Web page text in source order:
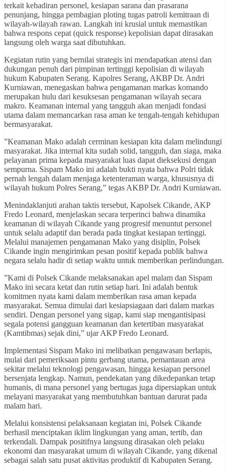
terkait kehadiran personel, kesiapan sarana dan prasarana
penunjang, hingga pembagian ploting tugas patroli kemitraan di
wilayah-wilayah rawan. Langkah ini krusial untuk memastikan
bahwa respons cepat (quick response) kepolisian dapat dirasakan
langsung oleh warga saat dibutuhkan.
​Kegiatan rutin yang bernilai strategis ini mendapatkan atensi dan
dukungan penuh dari pimpinan tertinggi kepolisian di wilayah
hukum Kabupaten Serang. Kapolres Serang, AKBP Dr. Andri
Kurniawan, menegaskan bahwa pengamanan markas komando
merupakan hulu dari kesuksesan pengamanan wilayah secara
makro. Keamanan internal yang tangguh akan menjadi fondasi
utama dalam memancarkan rasa aman ke tengah-tengah kehidupan
bermasyarakat.
​”Keamanan Mako adalah cerminan kesiapan kita dalam melindungi
masyarakat. Jika internal kita sudah solid, tangguh, dan siaga, maka
pelayanan prima kepada masyarakat luas dapat dieksekusi dengan
sempurna. Sispam Mako ini adalah bukti nyata bahwa Polri tidak
pernah lengah dalam menjaga ketenteraman warga, khususnya di
wilayah hukum Polres Serang,” tegas AKBP Dr. Andri Kurniawan.
​Menindaklanjuti arahan taktis tersebut, Kapolsek Cikande, AKP
Fredo Leonard, menjelaskan secara terperinci bahwa dinamika
keamanan di wilayah Cikande yang progresif menuntut personel
untuk selalu adaptif dan berada pada tingkat kesiapan tertinggi.
Melalui manajemen pengamanan Mako yang disiplin, Polsek
Cikande ingin mengirimkan pesan positif kepada publik bahwa
negara selalu hadir di setiap waktu untuk memberikan perlindungan.
​”Kami di Polsek Cikande melaksanakan apel malam dan Sispam
Mako ini secara ketat dan rutin setiap hari. Ini adalah bentuk
komitmen nyata kami dalam memberikan rasa aman kepada
masyarakat. Semua dimulai dari kesiapsiagaan dari dalam markas
sendiri. Dengan personel yang sigap, kami siap mengantisipasi
segala potensi gangguan keamanan dan ketertiban masyarakat
(Kamtibmas) sejak dini,” ujar AKP Fredo Leonard.
​Implementasi Sispam Mako ini melibatkan pengawasan berlapis,
mulai dari pemeriksaan pintu gerbang utama, pemantauan area
sekitar melalui teknologi pengawasan, hingga kesiapan personel
bersenjata lengkap. Namun, pendekatan yang dikedepankan tetap
humanis, di mana personel yang bertugas juga dipersiapkan untuk
melayani masyarakat yang membutuhkan bantuan darurat pada
malam hari.
​Melalui konsistensi pelaksanaan kegiatan ini, Polsek Cikande
berhasil menciptakan iklim lingkungan yang aman, tertib, dan
terkendali. Dampak positifnya langsung dirasakan oleh pelaku
ekonomi dan masyarakat umum di wilayah Cikande, yang dikenal
sebagai salah satu pusat aktivitas produktif di Kabupaten Serang.